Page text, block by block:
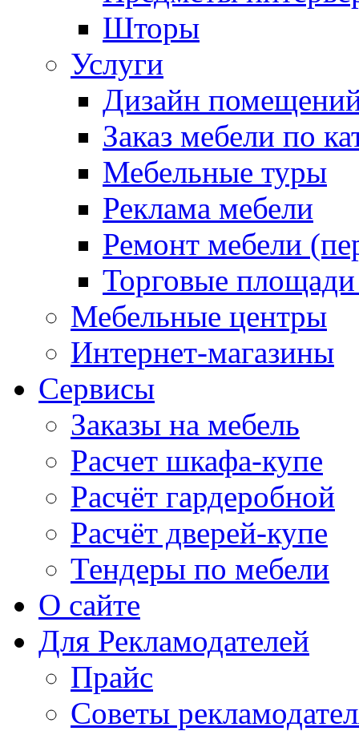
Шторы
Услуги
Дизайн
Заказ мебели по
Мебельные туры
Реклама мебели
Ремонт мебели
Торговые
Мебельные центры
Интернет-магазины
Сервисы
Заказы на мебель
Расчет шкафа-купе
Расчёт гардеробной
Расчёт дверей-купе
Тендеры по мебели
О сайте
Для Рекламодателей
Прайс
Советы